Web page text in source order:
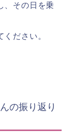
、その日を乗
ださい。
の振り返り